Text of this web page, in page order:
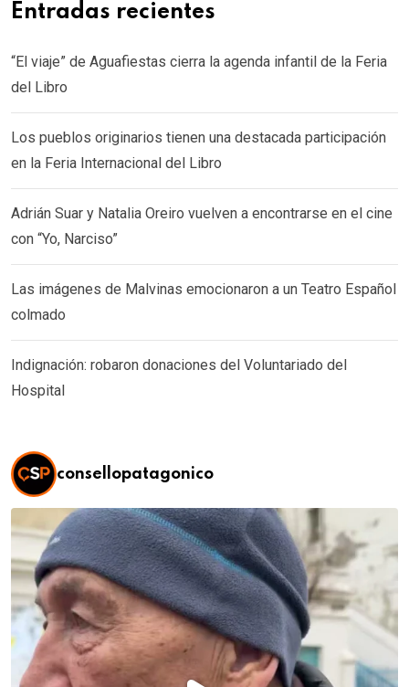
Entradas recientes
“El viaje” de Aguafiestas cierra la agenda infantil de la Feria
del Libro
Los pueblos originarios tienen una destacada participación
en la Feria Internacional del Libro
Adrián Suar y Natalia Oreiro vuelven a encontrarse en el cine
con “Yo, Narciso”
Las imágenes de Malvinas emocionaron a un Teatro Español
colmado
Indignación: robaron donaciones del Voluntariado del
Hospital
consellopatagonico